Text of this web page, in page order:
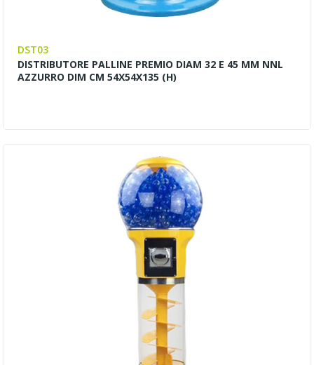
DST03
DISTRIBUTORE PALLINE PREMIO DIAM 32 E 45 MM NNL
AZZURRO DIM CM 54X54X135 (H)